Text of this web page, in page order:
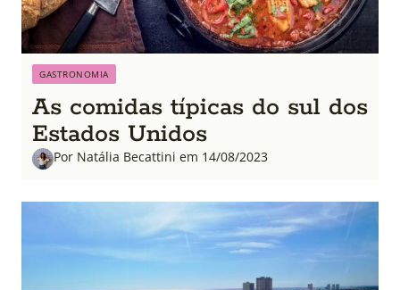
GASTRONOMIA
As comidas típicas do sul dos
Estados Unidos
Por Natália Becattini em 14/08/2023